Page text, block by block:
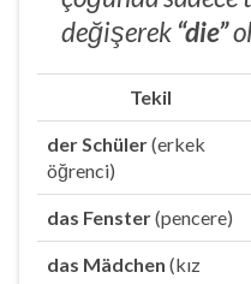
değişerek “die”
Tekil
der Schüler(erkek
öğrenci)
das Fenster(pencere)
das Mädchen (kız